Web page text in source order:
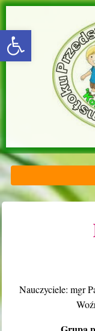
rozwiń/zwiń panel
Nauczyciele: mgr